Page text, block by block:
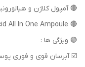
🔴 آمپول کلاژن و
🔴 Farm Stay Collagen & Hyaluronic Acid All In One Ampoule
🟢 ویژگی ها :
☑️ آبرسان قوی و فوری